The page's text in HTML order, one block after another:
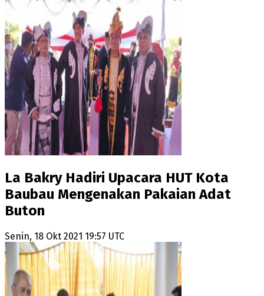
La Bakry Hadiri Upacara HUT Kota
Baubau Mengenakan Pakaian Adat
Buton
Senin, 18 Okt 2021 19:57 UTC